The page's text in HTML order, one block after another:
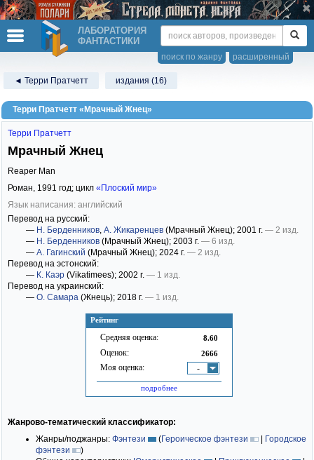
ЛАБОРАТОРИЯ
ФАНТАСТИКИ
расширенный
поиск по жанру
◄ Терри Пратчетт издания (16)
Терри Пратчетт «Мрачный Жнец»
Рейтинг
Средняя оценка: 8.60
Оценок: 2666
Моя оценка: -
подробнее
Терри Пратчетт
Мрачный Жнец
Reaper Man
Роман, 1991 год; цикл «Плоский мир»
Язык написания: английский
Перевод на русский:
— Н. Берденников, А. Жикаренцев (Мрачный Жнец); 2001 г. — 2 изд.
— Н. Берденников (Мрачный Жнец); 2003 г. — 6 изд.
— А. Гагинский (Мрачный Жнец); 2024 г. — 2 изд.
Перевод на эстонский:
— К. Каэр (Vikatimees); 2002 г. — 1 изд.
Перевод на украинский:
— О. Самара (Жнець); 2018 г. — 1 изд.
Жанрово-тематический классификатор:
Жанры/поджанры: Фэнтези (Героическое фэнтези | Городское
фэнтези
)